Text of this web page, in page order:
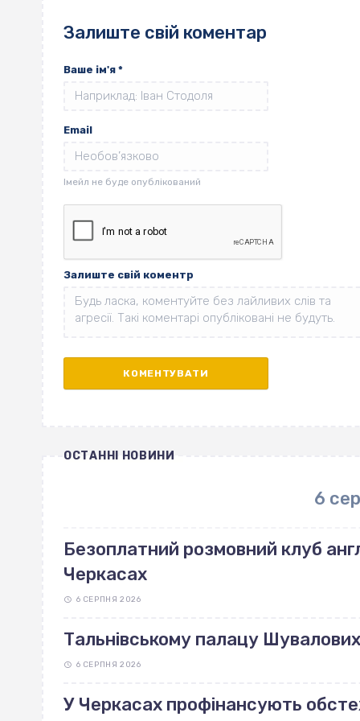
Залиште свій коментар
Ваше ім'я *
Email
Залиште свій коментр
ОСТАННІ НОВИНИ
6
Безоплатний розмовний клуб
Черкасах
6 СЕРПНЯ 2026
Тальнівському палацу
6 СЕРПНЯ 2026
У Черкасах профінансують